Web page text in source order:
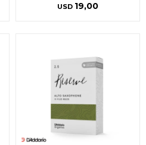
USD 19,00